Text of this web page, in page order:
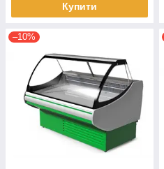
Купити
–10%